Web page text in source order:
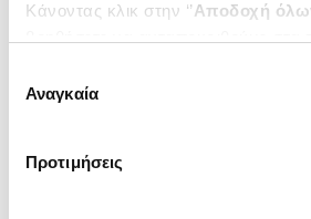
Κάνοντας κλικ στην ‘’Αποδοχή
ενδιαφέρουν και να επιλέξετε από
΄΄και να
συγκατάθεσης
Αναγκαία
Προτιμήσεις